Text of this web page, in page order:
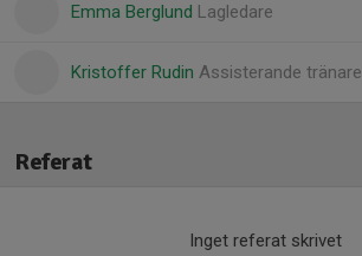
Emma Berglund Lagledare
Kristoffer Rudin Assisterande tränare
Referat
Inget referat skrivet